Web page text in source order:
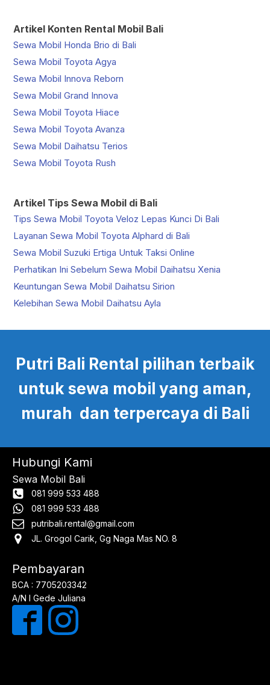
Artikel Konten Rental Mobil Bali
Sewa Mobil Honda Brio di Bali
Sewa Mobil Toyota Agya
Sewa Mobil Innova Reborn
Sewa Mobil Grand Innova
Sewa Mobil Toyota Hiace
Sewa Mobil Toyota Avanza
Sewa Mobil Daihatsu Terios
Sewa Mobil Toyota Rush
Artikel Tips Sewa Mobil di Bali
Tips Sewa Mobil Toyota Veloz Lepas Kunci Di Bali
Layanan Sewa Mobil Toyota Alphard di Bali
Sewa Mobil Suzuki Ertiga Untuk Taksi Online
Perhatikan Ini Sebelum Sewa Mobil Daihatsu Xenia
Keuntungan Sewa Mobil Daihatsu Sirion
Kelebihan Sewa Mobil Daihatsu Ayla
Putri Bali Rental pilihan terbaik
untuk sewa mobil yang aman,
murah dan terpercaya di Bali
Hubungi Kami
Sewa Mobil Bali
081 999 533 488
081 999 533 488
putribali.rental@gmail.com
JL. Grogol Carik, Gg Naga Mas NO. 8
Pembayaran
BCA : 7705203342
A/N I Gede Juliana